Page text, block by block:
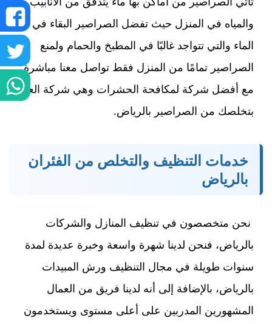
والمياه في المنزل حيث تفضل الصراصير البقاء في
الماء والتي تتواجد غالبًا في المطبخ والحمام ولمنع
الصراصير تمامًا من المنزل فقط تواصل معنا مباشرة
مع أفضل شركة لمكافحة الحشرات وهي شركة العلا
بتخلصك من الصراصير بالرياض.
خدمات التنظيف والتخلص من الفئران
بالرياض
نحن متخصصون في تنظيف المنازل والشركات
بالرياض، فنحن لدينا شهرة واسعة وخبرة عديدة لمدة
سنوات طويلة في مجال التنظيف ورش المبيدات
بالرياض، بالإضافة إلى أنه لدينا فريق من العمال
المشهورين المدربين على أعلى مستوى ويستخدمون